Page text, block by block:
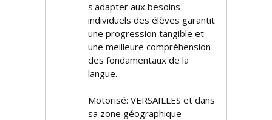
s'adapter aux besoins
individuels des élèves garantit
une progression tangible et
une meilleure compréhension
des fondamentaux de la
langue.
Motorisé: VERSAILLES et dans
sa zone géographique